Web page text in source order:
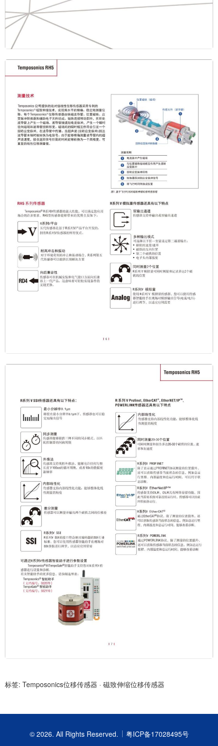
标签: Temposonics位移传感器 · 磁致伸缩位移传感器
© 2026. All Rights Reserved. 粤ICP备17028495号